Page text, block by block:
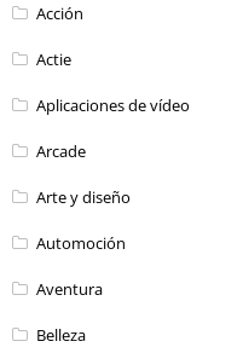
Acción
Actie
Aplicaciones de vídeo
Arcade
Arte y diseño
Automoción
Aventura
Belleza